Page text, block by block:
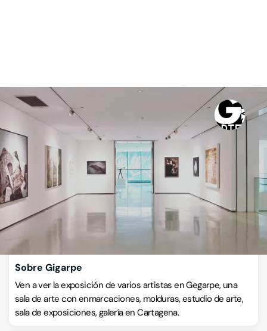
Recomendado por qdq
Gigarpe
Galerías de arte y Salas de exposiciones
Calle Jiménez de la Espada 7, 30205, Cartagena, Murcia
VISITAR WEB CÓMO LLEGAR ESCRÍBENOS
Llamar ahora
Sobre Gigarpe
Ven a ver la exposición de varios artistas en Gegarpe, una
sala de arte con enmarcaciones, molduras, estudio de arte,
sala de exposiciones, galería en Cartagena.